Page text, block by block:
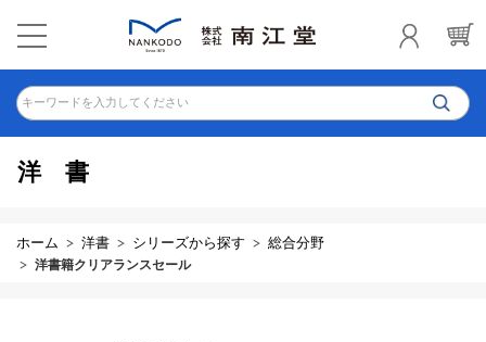
キーワードを入力してください
洋書
ホーム 洋書 シリーズから探す 総合分野
洋書籍クリアランスセール